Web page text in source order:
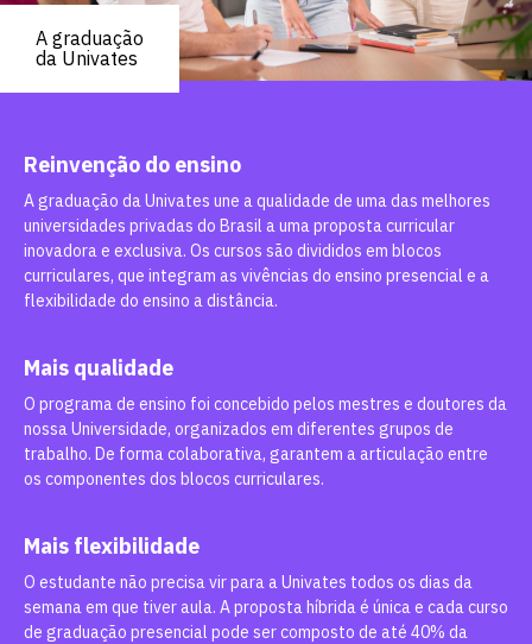
A graduação
da Univates
Reinvenção do ensino
A graduação da Univates une a qualidade de uma das melhores
universidades privadas do Brasil a uma proposta curricular
inovadora e exclusiva. Os cursos são divididos em blocos
curriculares, que integram as vivências do ensino presencial e a
flexibilidade do ensino a distância.
Mais qualidade
O programa de ensino foi concebido pelos mestres e doutores da
nossa Universidade, organizados em diferentes grupos de
trabalho. De forma colaborativa, garantem a articulação entre
os componentes dos blocos curriculares.
Mais flexibilidade
O estudante não precisa vir para a Univates todos os dias da
semana em que tiver aula. A proposta híbrida é única e cada curso
de graduação presencial pode ser composto de até 40% da